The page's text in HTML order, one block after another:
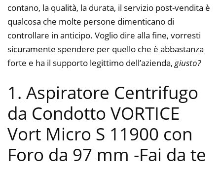
contano, la qualità, la durata, il servizio post-vendita è
qualcosa che molte persone dimenticano di
controllare in anticipo. Voglio dire alla fine, vorresti
sicuramente spendere per quello che è abbastanza
forte e ha il supporto legittimo dell’azienda, giusto?
1. Aspiratore Centrifugo
da Condotto VORTICE
Vort Micro S 11900 con
Foro da 97 mm -Fai da te